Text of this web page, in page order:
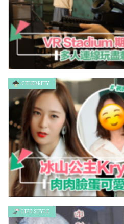
東港城 x VR Stadium 期間限定體
冰山公主Krystal長胖了 肉肉臉蛋可
CELEBRITY
LIFE STYLE